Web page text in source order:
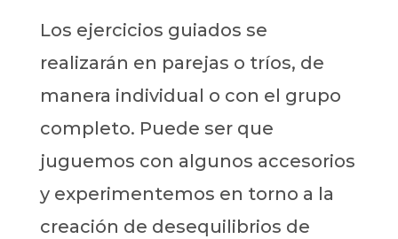
Los ejercicios guiados se
realizarán en parejas o tríos, de
manera individual o con el grupo
completo. Puede ser que
juguemos con algunos accesorios
y experimentemos en torno a la
creación de desequilibrios de